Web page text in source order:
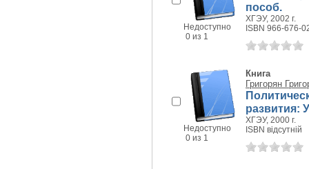
Недоступно
0 из 1
пособ.
ХГЭУ, 2002 г.
ISBN 966-676-
Недоступно
0 из 1
Книга
Григорян
развития:
ХГЭУ, 2000 г.
ISBN відсутній